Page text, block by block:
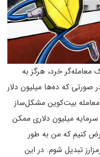
خرد، هرگز به
که ده‌ها میلیون دلار
بیت‌کوین مشکل‌ساز
میلیون دلاری ممکن
کنیم که من به طور
تبدیل شوم. در این